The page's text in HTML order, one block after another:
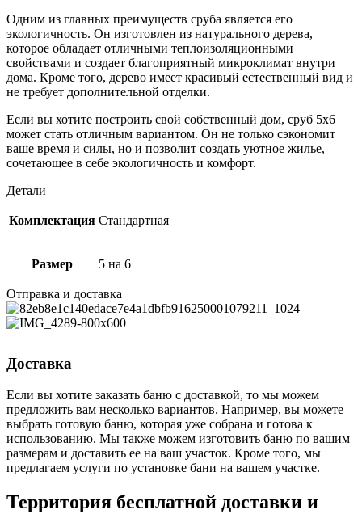
Одним из главных преимуществ сруба является его
экологичность. Он изготовлен из натурального дерева,
которое обладает отличными теплоизоляционными
свойствами и создает благоприятный микроклимат внутри
дома. Кроме того, дерево имеет красивый естественный вид и
не требует дополнительной отделки.
Если вы хотите построить свой собственный дом, сруб 5х6
может стать отличным вариантом. Он не только сэкономит
ваше время и силы, но и позволит создать уютное жилье,
сочетающее в себе экологичность и комфорт.
Детали
Комплектация Стандартная
Размер 5 на 6
Отправка и доставка
Доставка
Если вы хотите заказать баню с доставкой, то мы можем
предложить вам несколько вариантов. Например, вы можете
выбрать готовую баню, которая уже собрана и готова к
использованию. Мы также можем изготовить баню по вашим
размерам и доставить ее на ваш участок. Кроме того, мы
предлагаем услуги по установке бани на вашем участке.
Территория бесплатной доставки и